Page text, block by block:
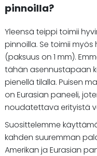
pinnoilla?
Yleensä teippi toimii
pinnoilla. Se toimii
(paksuus on 1 mm).
tähän asennustapaan
pienellä tilalla. Puisen
on Eurasian paneeli,
noudatettava erityistä
Suosittelemme
kahden suuremman
Amerikan ja Eurasian